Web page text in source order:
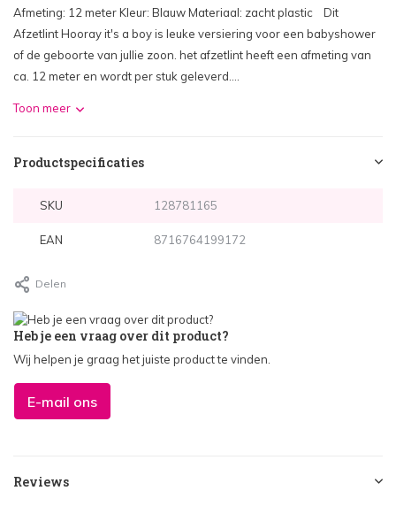
Afmeting: 12 meter Kleur: Blauw Materiaal: zacht plastic Dit
Afzetlint Hooray it's a boy is leuke versiering voor een babyshower
of de geboorte van jullie zoon. het afzetlint heeft een afmeting van
ca. 12 meter en wordt per stuk geleverd....
Toon meer
Productspecificaties
SKU 128781165
EAN 8716764199172
Delen
Heb je een vraag over dit product?
Wij helpen je graag het juiste product te vinden.
E-mail ons
Reviews